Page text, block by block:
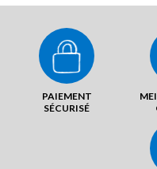
PAIEMENT
SÉCURISÉ